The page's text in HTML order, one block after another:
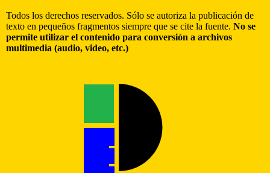
Todos los derechos reservados. Sólo se autoriza la publicación de
texto en pequeños fragmentos siempre que se cite la fuente. No se
permite utilizar el contenido para conversión a archivos
multimedia (audio, video, etc.)